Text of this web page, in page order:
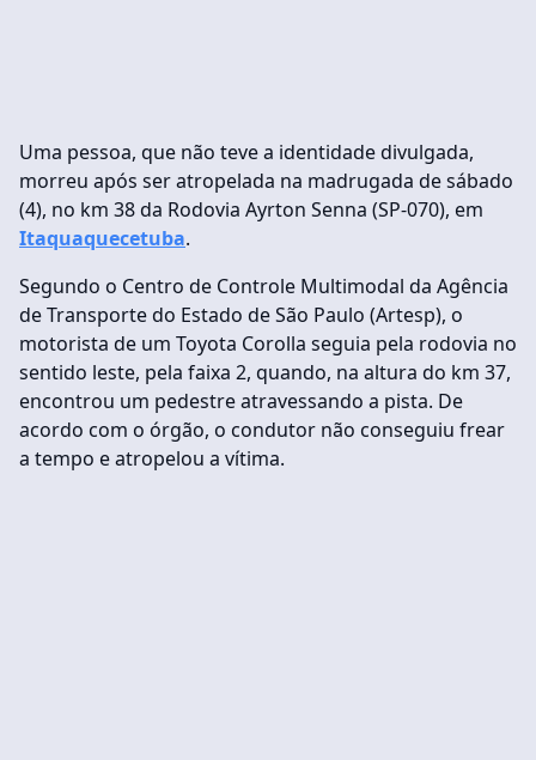
Uma pessoa, que não teve a identidade divulgada,
morreu após ser atropelada na madrugada de sábado
(4), no km 38 da Rodovia Ayrton Senna (SP-070), em
Itaquaquecetuba.
Segundo o Centro de Controle Multimodal da Agência
de Transporte do Estado de São Paulo (Artesp), o
motorista de um Toyota Corolla seguia pela rodovia no
sentido leste, pela faixa 2, quando, na altura do km 37,
encontrou um pedestre atravessando a pista. De
acordo com o órgão, o condutor não conseguiu frear
a tempo e atropelou a vítima.